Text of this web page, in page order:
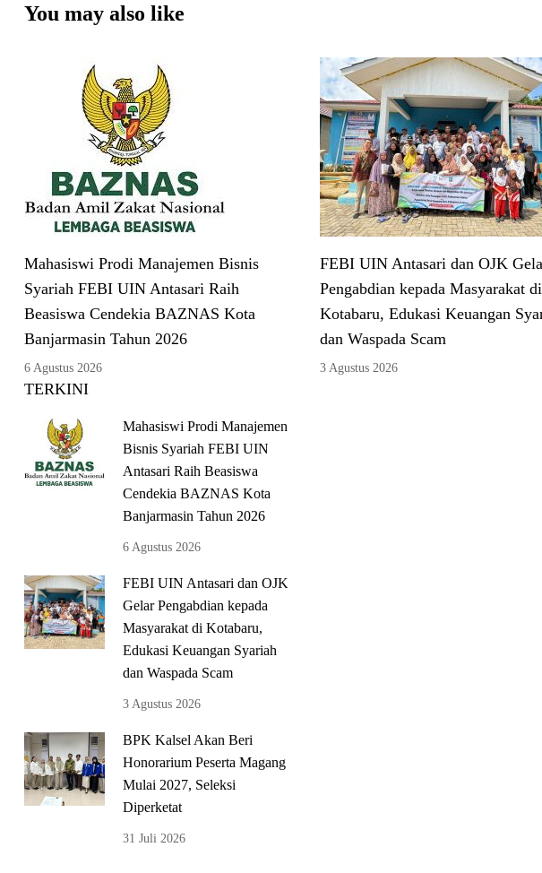
You may also like
Mahasiswi Prodi Manajemen Bisnis
Syariah FEBI UIN Antasari Raih
Beasiswa Cendekia BAZNAS Kota
Banjarmasin Tahun 2026
6 Agustus 2026
FEBI UIN Antasari dan OJK
Pengabdian kepada Masyarakat di
Kotabaru, Edukasi Keuangan
dan Waspada Scam
3 Agustus 2026
TERKINI
Mahasiswi Prodi Manajemen
Bisnis Syariah FEBI UIN
Antasari Raih Beasiswa
Cendekia BAZNAS Kota
Banjarmasin Tahun 2026
6 Agustus 2026
FEBI UIN Antasari dan OJK
Gelar Pengabdian kepada
Masyarakat di Kotabaru,
Edukasi Keuangan Syariah
dan Waspada Scam
3 Agustus 2026
BPK Kalsel Akan Beri
Honorarium Peserta Magang
Mulai 2027, Seleksi
Diperketat
31 Juli 2026